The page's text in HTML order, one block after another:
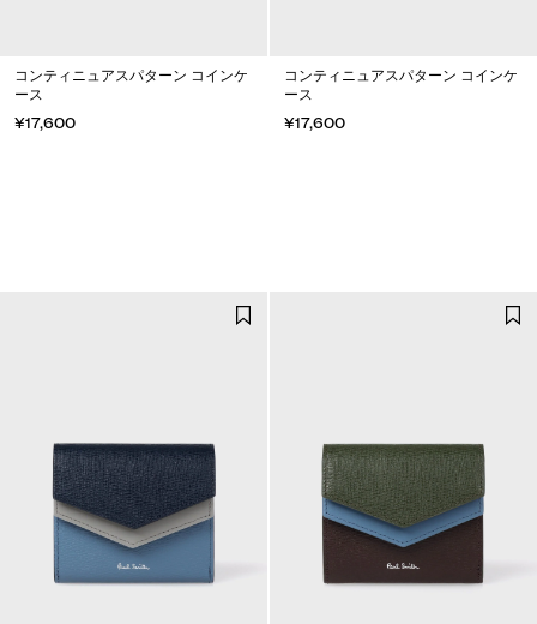
コンティニュアスパターン コインケ
ース
¥17,600
コンティニュアスパターン コインケ
ース
¥17,600